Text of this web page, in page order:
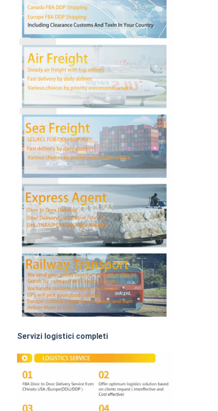
Controllo di qualità
Contattaci
Ora chiacchieri
Trasporto internazionale di andata
trasporto marittimo
Spedizioni DDP dalla Cina
trasporto preciso
TRASPORTO DI FERROVIA
Nave verso l' Amazzonia
Trasporti merci su autocarri
Servizio di magazzinaggio
Servizi logistici completi